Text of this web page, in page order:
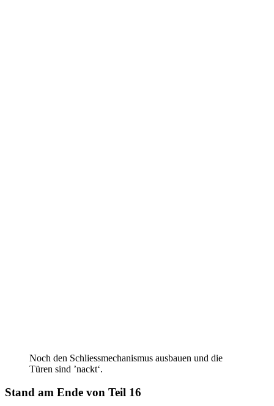
Noch den Schliessmechanismus ausbauen und die
Türen sind ’nackt‘.
Stand am Ende von Teil 16